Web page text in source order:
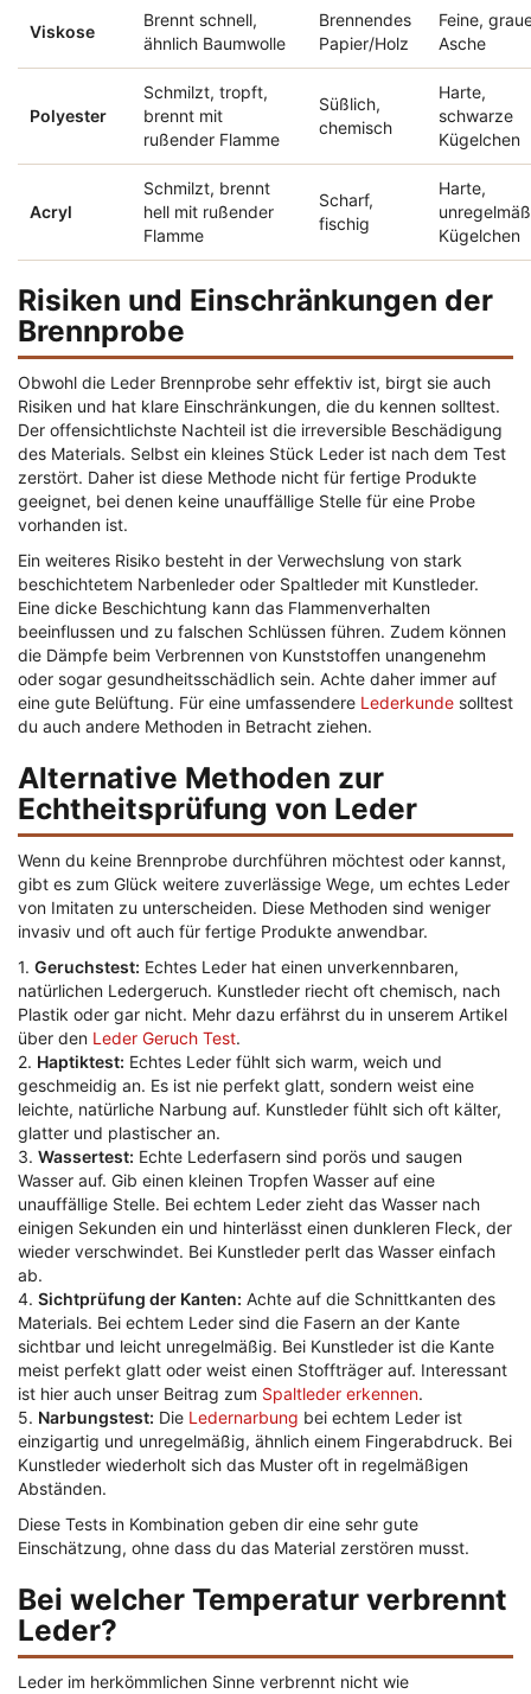
Viskose
Brennt schnell,
ähnlich Baumwolle
Brennendes
Papier/Holz
Feine,
Asche
Polyester
Schmilzt, tropft,
brennt mit
rußender Flamme
Süßlich,
chemisch
Harte,
schwarze
Kügelchen
Acryl
Schmilzt, brennt
hell mit rußender
Flamme
Scharf,
fischig
Harte,
Kügelchen
Risiken und Einschränkungen der
Brennprobe
Obwohl die Leder Brennprobe sehr effektiv ist, birgt sie auch
Risiken und hat klare Einschränkungen, die du kennen solltest.
Der offensichtlichste Nachteil ist die irreversible Beschädigung
des Materials. Selbst ein kleines Stück Leder ist nach dem Test
zerstört. Daher ist diese Methode nicht für fertige Produkte
geeignet, bei denen keine unauffällige Stelle für eine Probe
vorhanden ist.
Ein weiteres Risiko besteht in der Verwechslung von stark
beschichtetem Narbenleder oder Spaltleder mit Kunstleder.
Eine dicke Beschichtung kann das Flammenverhalten
beeinflussen und zu falschen Schlüssen führen. Zudem können
die Dämpfe beim Verbrennen von Kunststoffen unangenehm
oder sogar gesundheitsschädlich sein. Achte daher immer auf
eine gute Belüftung. Für eine umfassendere Lederkunde solltest
du auch andere Methoden in Betracht ziehen.
Alternative Methoden zur
Echtheitsprüfung von Leder
Wenn du keine Brennprobe durchführen möchtest oder kannst,
gibt es zum Glück weitere zuverlässige Wege, um echtes Leder
von Imitaten zu unterscheiden. Diese Methoden sind weniger
invasiv und oft auch für fertige Produkte anwendbar.
1. Geruchstest: Echtes Leder hat einen unverkennbaren,
natürlichen Ledergeruch. Kunstleder riecht oft chemisch, nach
Plastik oder gar nicht. Mehr dazu erfährst du in unserem Artikel
über den Leder Geruch Test.
2. Haptiktest: Echtes Leder fühlt sich warm, weich und
geschmeidig an. Es ist nie perfekt glatt, sondern weist eine
leichte, natürliche Narbung auf. Kunstleder fühlt sich oft kälter,
glatter und plastischer an.
3. Wassertest: Echte Lederfasern sind porös und saugen
Wasser auf. Gib einen kleinen Tropfen Wasser auf eine
unauffällige Stelle. Bei echtem Leder zieht das Wasser nach
einigen Sekunden ein und hinterlässt einen dunkleren Fleck, der
wieder verschwindet. Bei Kunstleder perlt das Wasser einfach
ab.
4. Sichtprüfung der Kanten: Achte auf die Schnittkanten des
Materials. Bei echtem Leder sind die Fasern an der Kante
sichtbar und leicht unregelmäßig. Bei Kunstleder ist die Kante
meist perfekt glatt oder weist einen Stoffträger auf. Interessant
ist hier auch unser Beitrag zum Spaltleder erkennen.
5. Narbungstest: Die Ledernarbung bei echtem Leder ist
einzigartig und unregelmäßig, ähnlich einem Fingerabdruck. Bei
Kunstleder wiederholt sich das Muster oft in regelmäßigen
Abständen.
Diese Tests in Kombination geben dir eine sehr gute
Einschätzung, ohne dass du das Material zerstören musst.
Bei welcher Temperatur verbrennt
Leder?
Leder im herkömmlichen Sinne verbrennt nicht wie